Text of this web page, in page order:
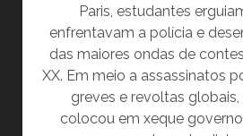
Paris, estudantes
enfrentavam a polícia e
das maiores ondas de
XX. Em meio a assassinatos
greves e revoltas
colocou em xeque